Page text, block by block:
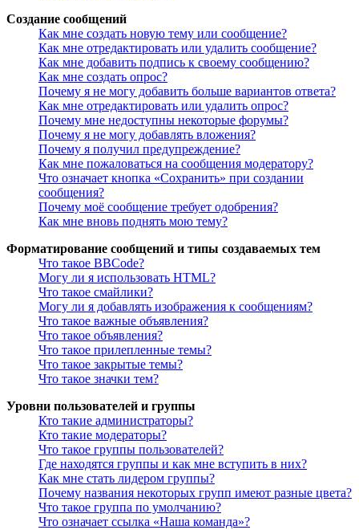
Создание сообщений
Как мне создать новую тему или сообщение?
Как мне отредактировать или удалить сообщение?
Как мне добавить подпись к своему сообщению?
Как мне создать опрос?
Почему я не могу добавить больше вариантов ответа?
Как мне отредактировать или удалить опрос?
Почему мне недоступны некоторые форумы?
Почему я не могу добавлять вложения?
Почему я получил предупреждение?
Как мне пожаловаться на сообщения модератору?
Что означает кнопка «Сохранить» при создании
сообщения?
Почему моё сообщение требует одобрения?
Как мне вновь поднять мою тему?
Форматирование сообщений и типы создаваемых тем
Что такое BBCode?
Могу ли я использовать HTML?
Что такое смайлики?
Могу ли я добавлять изображения к сообщениям?
Что такое важные объявления?
Что такое объявления?
Что такое прилепленные темы?
Что такое закрытые темы?
Что такое значки тем?
Уровни пользователей и группы
Кто такие администраторы?
Кто такие модераторы?
Что такое группы пользователей?
Где находятся группы и как мне вступить в них?
Как мне стать лидером группы?
Почему названия некоторых групп имеют разные цвета?
Что такое группа по умолчанию?
Что означает ссылка «Наша команда»?